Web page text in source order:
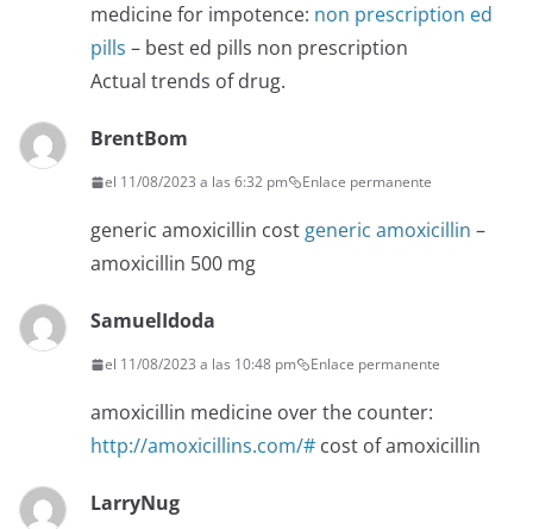
medicine for impotence: non prescription ed
pills – best ed pills non prescription
Actual trends of drug.
BrentBom
el 11/08/2023 a las 6:32 pm Enlace permanente
generic amoxicillin cost generic amoxicillin –
amoxicillin 500 mg
SamuelIdoda
el 11/08/2023 a las 10:48 pm Enlace permanente
amoxicillin medicine over the counter:
http://amoxicillins.com/# cost of amoxicillin
LarryNug